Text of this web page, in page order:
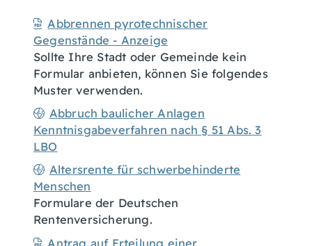
Abbrennen pyrotechnischer
Gegenstände - Anzeige
Sollte Ihre Stadt oder Gemeinde kein
Formular anbieten, können Sie folgendes
Muster verwenden.
Abbruch baulicher Anlagen
Kenntnisgabeverfahren nach § 51 Abs. 3
LBO
Altersrente für schwerbehinderte
Menschen
Formulare der Deutschen
Rentenversicherung.